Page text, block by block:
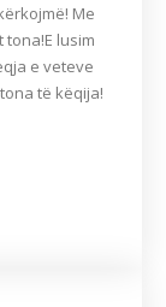
Me
lusim
e veteve
të këqija!